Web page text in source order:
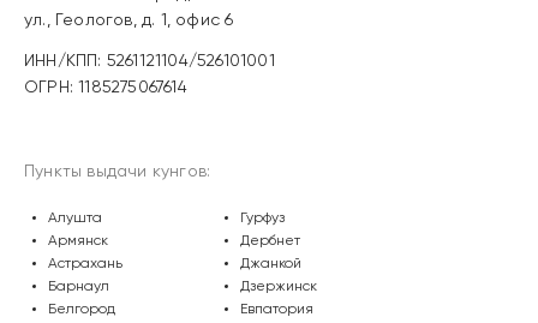
ул., Геологов, д. 1, офис 6
ИНН/КПП: 5261121104/526101001
ОГРН: 1185275067614
Пункты выдачи кунгов:
Алушта
Армянск
Астрахань
Барнаул
Белгород
Гурфуз
Дербнет
Джанкой
Дзержинск
Евпатория